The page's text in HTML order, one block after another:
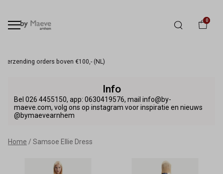
0
Winkel & Webshop
Ellie
Dress
Info
Bel 026 4455150, app: 0630419576, mail info@by-
maeve.com, volg ons op instagram voor inspiratie en nieuws
@bymaevearnhem
Home Samsoe Ellie Dress